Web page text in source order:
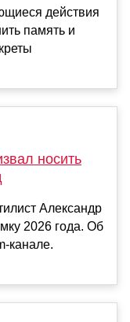
действия
память и
носить
Александр
2026 года. Об
канале.